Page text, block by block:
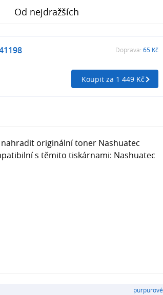
Od nejdražších
Doprava: 65 Kč
Koupit za 1 449 Kč
originální toner Nashuatec
s těmito tiskárnami: Nashuatec
purpurové